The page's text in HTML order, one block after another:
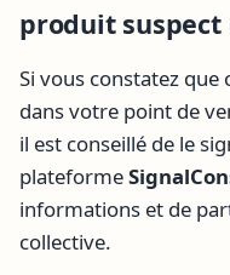
produit suspect
Si vous constatez
dans votre point de
il est conseillé de le
plateforme
informations et de
collective.